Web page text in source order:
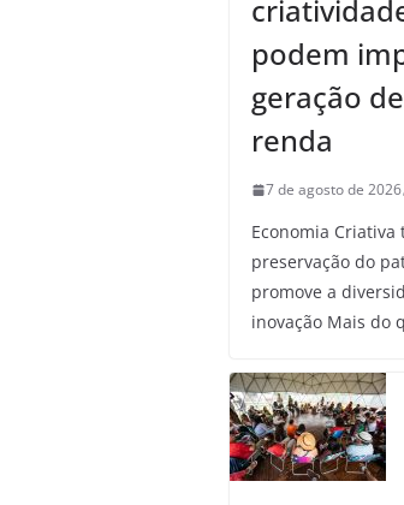
podem
geração
renda
7 de agosto de 2026
Economia
preservação do
promove a
inovação Mais do